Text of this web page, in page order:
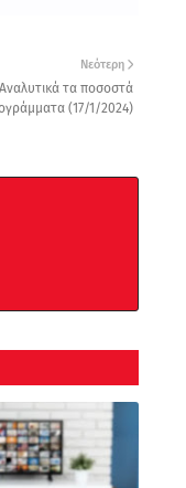
Νεότερη
τα ποσοστά
(17/1/2024)